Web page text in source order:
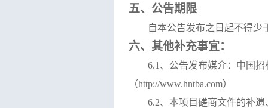
五、公告期限
自本公告发布之日起不得少
六、其他补充事宜：
6.1、 公告发布媒介： 中国招
（http://www.hntba.com）
6.2、本项目磋商文件的补